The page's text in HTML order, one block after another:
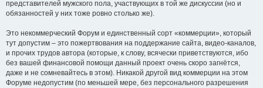
представителей мужского пола, участвующих в той же дискуссии (но и
обязанностей у них тоже ровно столько же).
Это некоммерческий Форум и единственный сорт «коммерции», который
тут допустим – это пожертвования на поддержание сайта, видео-каналов,
и прочих трудов автора (которые, к слову, всячески приветствуются, ибо
без вашей финансовой помощи данный проект очень скоро загнётся,
даже и не сомневайтесь в этом). Никакой другой вид коммерции на этом
Форуме недопустим (по меньшей мере, без персонального разрешения